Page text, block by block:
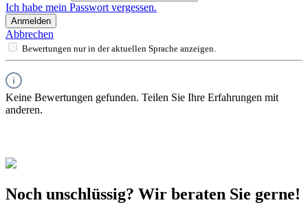
Ich habe mein Passwort vergessen.
Anmelden
Abbrechen
Bewertungen nur in der aktuellen Sprache anzeigen.
Keine Bewertungen gefunden. Teilen Sie Ihre Erfahrungen mit
anderen.
Noch unschlüssig? Wir beraten Sie gerne!